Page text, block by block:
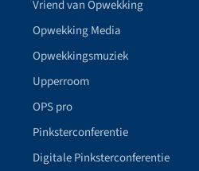
Vriend van Opwekking
Opwekking Media
Opwekkingsmuziek
Upperroom
OPS pro
Pinksterconferentie
Digitale Pinksterconferentie